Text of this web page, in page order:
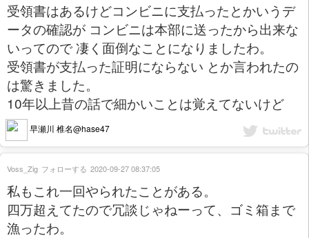
受領書はあるけどコンビニに支払ったとかいうデ
ータの確認が コンビニは本部に送ったから出来な
いってので 凄く面倒なことになりましたわ。
受領書が支払った証明にならない とか言われたの
は驚きました。
10年以上昔の話で細かいことは覚えてないけど
早瀬川 椎名@hase47
私もこれ一回やられたことがある。
四万超えてたので冗談じゃねーって、ゴミ箱まで
漁ったわ。
Voss_Zig フォローする 2020-09-27 08:37:05